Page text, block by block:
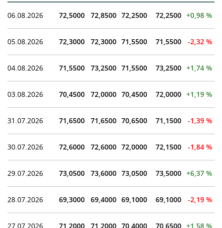
06.08.2026 72,5000 72,8500 72,2500 72,2500 +0,98 %
05.08.2026 72,3000 72,3000 71,5500 71,5500 -2,32 %
04.08.2026 71,5500 73,2500 71,5500 73,2500 +1,74 %
03.08.2026 70,4500 72,0000 70,4500 72,0000 +1,19 %
31.07.2026 71,6500 71,6500 70,6500 71,1500 -1,39 %
30.07.2026 72,6000 72,6000 72,0000 72,1500 -1,84 %
29.07.2026 73,0500 73,6000 73,0500 73,5000 +6,37 %
28.07.2026 69,3000 69,4000 69,1000 69,1000 -2,19 %
27.07.2026 71,2000 71,2000 70,4000 70,6500 +1,58 %